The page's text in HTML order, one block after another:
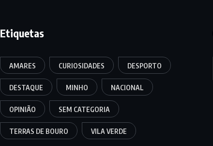
Etiquetas
AMARES CURIOSIDADES DESPORTO
DESTAQUE MINHO NACIONAL
OPINIÃO SEM CATEGORIA
TERRAS DE BOURO VILA VERDE